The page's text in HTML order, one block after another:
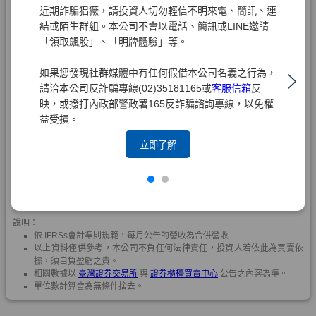
近期詐騙猖獗，請投資人切勿輕信不明來電、簡訊、連
結或陌生群組。本公司不會以電話、簡訊或LINE邀請
「領取飆股」、「明牌體驗」等。
如果您發現社群媒體中有任何假借本公司名義之行為，
請洽本公司反詐騙專線(02)35181165或客服信箱反
映，或撥打內政部警政署165反詐騙諮詢專線，以免權
益受損。
立即了解